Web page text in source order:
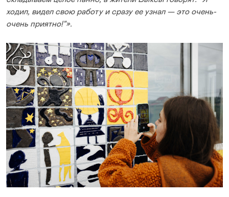
ходил, видел свою работу и сразу ее узнал — это очень-
очень приятно!"».